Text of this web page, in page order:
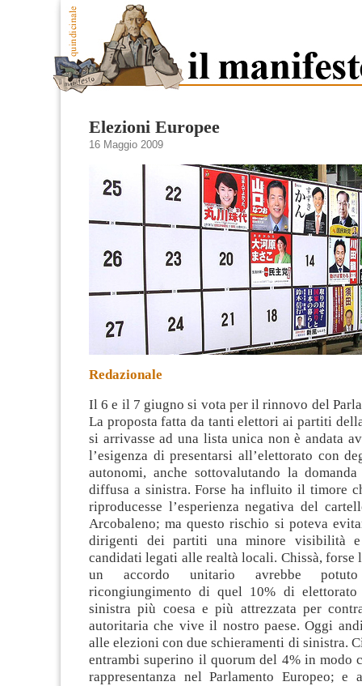
Elezioni Europee
16 Maggio 2009
Redazionale
Il 6 e il 7 giugno si vota per il rinnovo del
La proposta fatta da tanti elettori ai partiti
si arrivasse ad una lista unica non è andata
l’esigenza di presentarsi all’elettorato con
autonomi, anche sottovalutando la
diffusa a sinistra. Forse ha influito il timore
riproducesse l’esperienza negativa del
Arcobaleno; ma questo rischio si poteva
dirigenti dei partiti una minore visibilità
candidati legati alle realtà locali. Chissà, forse
un accordo unitario avrebbe
ricongiungimento di quel 10% di
sinistra più coesa e più attrezzata per
autoritaria che vive il nostro paese. Oggi
alle elezioni con due schieramenti di sinistra.
entrambi superino il quorum del 4% in modo
rappresentanza nel Parlamento Europeo; e